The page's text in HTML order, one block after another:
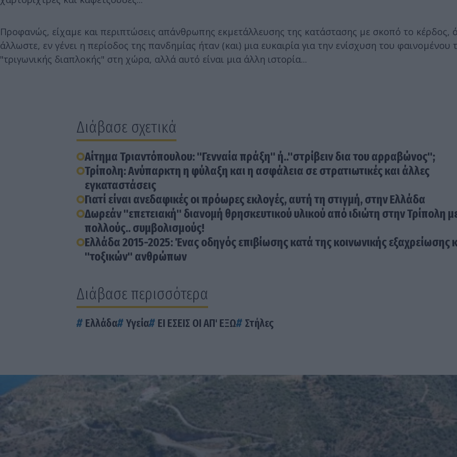
Προφανώς, είχαμε και περιπτώσεις απάνθρωπης εκμετάλλευσης της κατάστασης με σκοπό το κέρδος,
άλλωστε, εν γένει η περίοδος της πανδημίας ήταν (και) μια ευκαιρία για την ενίσχυση του φαινομένου
"τριγωνικής διαπλοκής" στη χώρα, αλλά αυτό είναι μια άλλη ιστορία...
Διάβασε σχετικά
Αίτημα Τριαντόπουλου: "Γενναία πράξη" ή.."στρίβειν δια του αρραβώνος";
Τρίπολη: Ανύπαρκτη η φύλαξη και η ασφάλεια σε στρατιωτικές και άλλες
εγκαταστάσεις
Γιατί είναι ανεδαφικές οι πρόωρες εκλογές, αυτή τη στιγμή, στην Ελλάδα
Δωρεάν "επετειακή" διανομή θρησκευτικού υλικού από ιδιώτη στην Τρίπολη
πολλούς.. συμβολισμούς!
Ελλάδα 2015-2025: Ένας οδηγός επιβίωσης κατά της κοινωνικής εξαχρείωσης
"τοξικών" ανθρώπων
Διάβασε περισσότερα
Ελλάδα Υγεία ΕΙ ΕΣΕΙΣ ΟΙ ΑΠ' ΕΞΩ Στήλες